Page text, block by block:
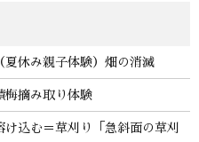
休み親子体験）畑の消滅
梅摘み取り体験
込む＝草刈り「急斜面の草刈